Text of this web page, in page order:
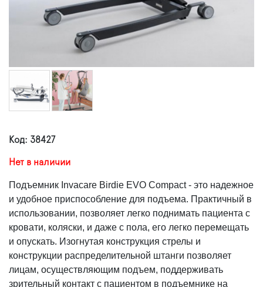
Код: 38427
Нет в наличии
Подъемник Invacare Birdie EVO Compact - это надежное
и удобное приспособление для подъема. Практичный в
использовании, позволяет легко поднимать пациента с
кровати, коляски, и даже с пола, его легко перемещать
и опускать. Изогнутая конструкция стрелы и
конструкции распределительной штанги позволяет
лицам, осуществляющим подъем, поддерживать
зрительный контакт с пациентом в подъемнике на